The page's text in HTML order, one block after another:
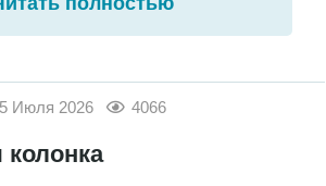
Июля 2026 4066